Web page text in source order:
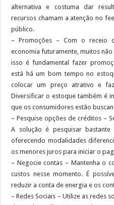
alternativa e costuma dar
recursos chamam a atenção no
público.
– Promoções – Com o receio
economia futuramente, muitos
isso é fundamental fazer
está há um bom tempo no
colocar um preço atrativo e
Diversificar o estoque também é
que os consumidores estão
– Pesquise opções de créditos –
A solução é pesquisar
oferecendo modalidades
os menores juros para iniciar o
– Negocie contas – Mantenha o
custos nesse momento. É
reduzir a conta de energia e os
– Redes Sociais – Utilize as redes